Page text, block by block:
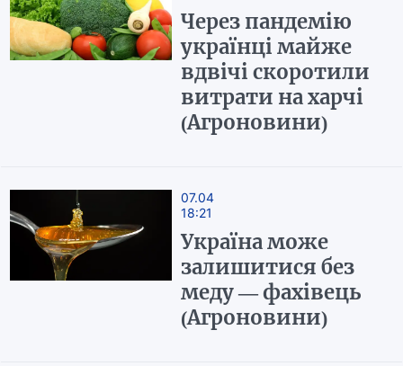
Через пандемію
українці майже
вдвічі скоротили
витрати на харчі
(Агроновини)
07.04
18:21
Україна може
залишитися без
меду — фахівець
(Агроновини)